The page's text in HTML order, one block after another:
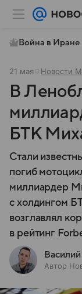
Война в Иране
21 мая Новости
В
БТК
Стали
погиб
миллиардер
с холдингом
возглавлял
в рейтинг
Автор